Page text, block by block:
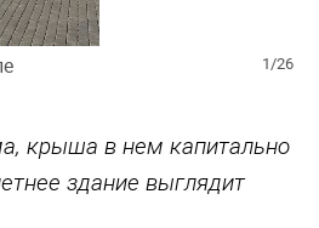
1/26
крыша в нем капитально
здание выглядит